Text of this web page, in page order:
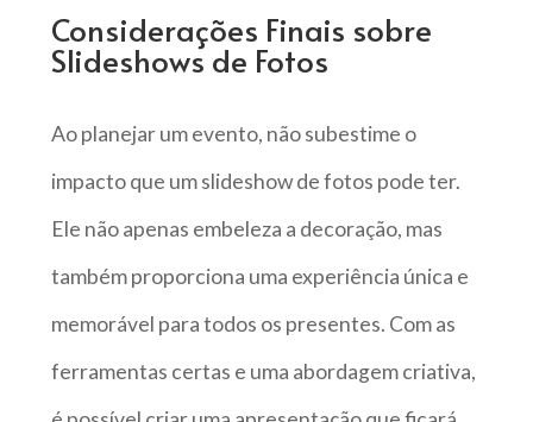
Considerações Finais sobre
Slideshows de Fotos
Ao planejar um evento, não subestime o
impacto que um slideshow de fotos pode ter.
Ele não apenas embeleza a decoração, mas
também proporciona uma experiência única e
memorável para todos os presentes. Com as
ferramentas certas e uma abordagem criativa,